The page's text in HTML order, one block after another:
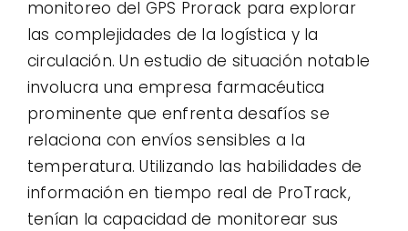
monitoreo del GPS Prorack para explorar
las complejidades de la logística y la
circulación. Un estudio de situación notable
involucra una empresa farmacéutica
prominente que enfrenta desafíos se
relaciona con envíos sensibles a la
temperatura. Utilizando las habilidades de
información en tiempo real de ProTrack,
tenían la capacidad de monitorear sus